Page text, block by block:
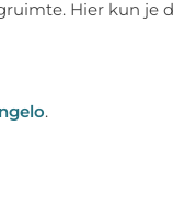
Hier kun je
.